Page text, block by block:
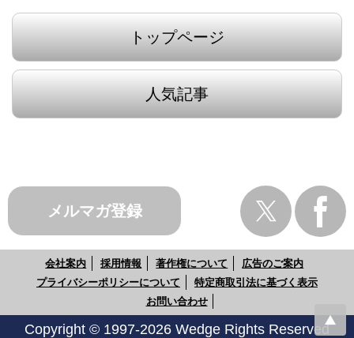
トップページ
人気記事
メルマガ登録
会社案内 採用情報 著作権について
広告のご案内
プライバシーポリシーについて
特定商取引法に基づく表示
お問い合わせ
Copyright © 1997-2026 Wedge Rights Reserved